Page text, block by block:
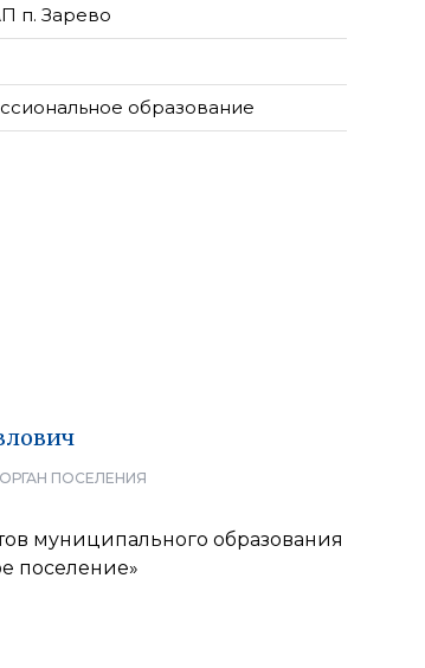
п. Зарево
образование
ПОСЕЛЕНИЯ
муниципального образования
поселение»